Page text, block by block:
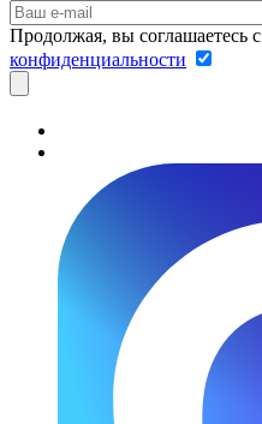
Продолжая, вы соглашаетесь с
конфиденциальности